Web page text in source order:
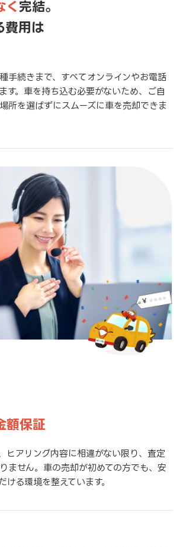
く完結。
費用は
手続きまで、すべてオンラインやお電話
す。車を持ち込む必要がないため、ご自
所を選ばずにスムーズに車を売却できま
額保証
ヒアリング内容に相違がない限り、査定
ません。車の売却が初めての方でも、安
ける環境を整えています。